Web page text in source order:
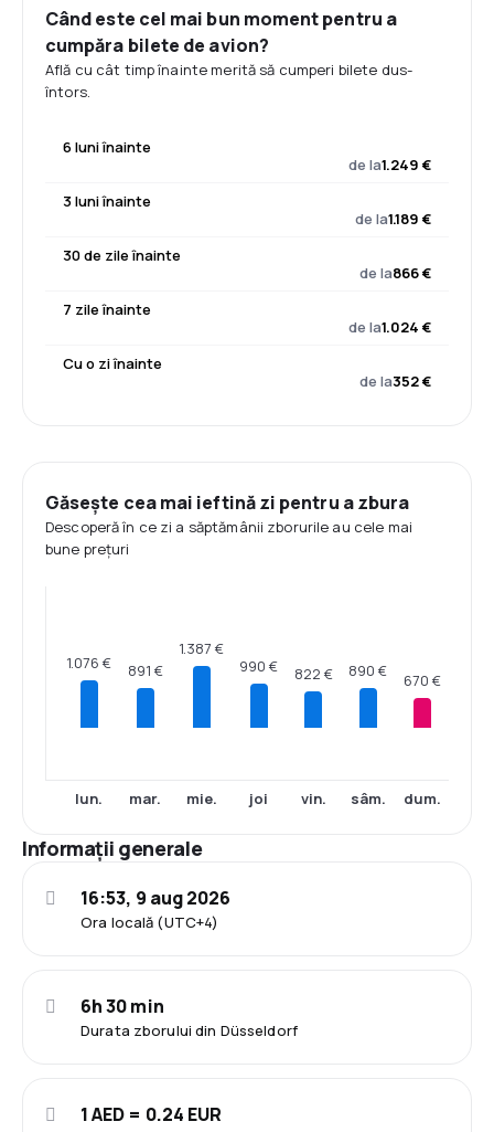
Când este cel mai bun moment pentru a
cumpăra bilete de avion?
Află cu cât timp înainte merită să cumperi bilete dus-
întors.
6 luni înainte
de la1.249 €
3 luni înainte
de la1.189 €
30 de zile înainte
de la866 €
7 zile înainte
de la1.024 €
Cu o zi înainte
de la352 €
Găsește cea mai ieftină zi pentru a zbura
Descoperă în ce zi a săptămânii zborurile au cele mai
bune prețuri
1.076 €
lun.
891 €
mar.
1.387 €
mie.
990 €
joi
822 €
vin.
890 €
sâm.
670 €
dum.
Informații generale
Ora locală (UTC+4)
16:53, 9 aug 2026
Durata zborului din Düsseldorf
6h 30 min
1 AED = 0.24 EUR